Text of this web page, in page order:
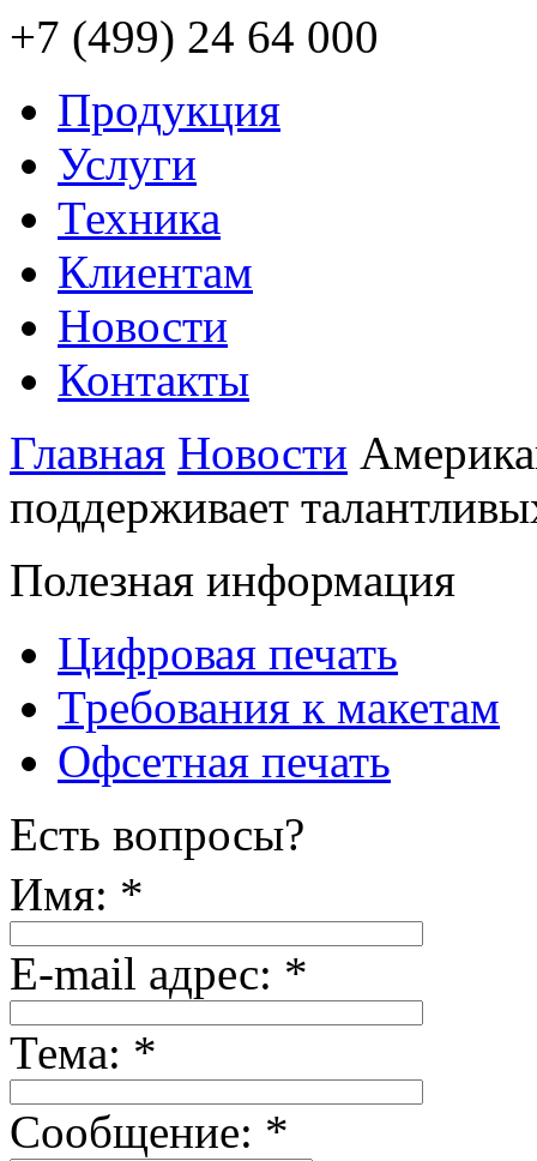
+7 (499) 24 64 000
Продукция
Услуги
Техника
Клиентам
Новости
Контакты
Главная Новости
поддерживает
Полезная информация
Цифровая печать
Требования к макетам
Офсетная печать
Есть вопросы?
Имя: *
E-mail адрес: *
Тема: *
Сообщение: *